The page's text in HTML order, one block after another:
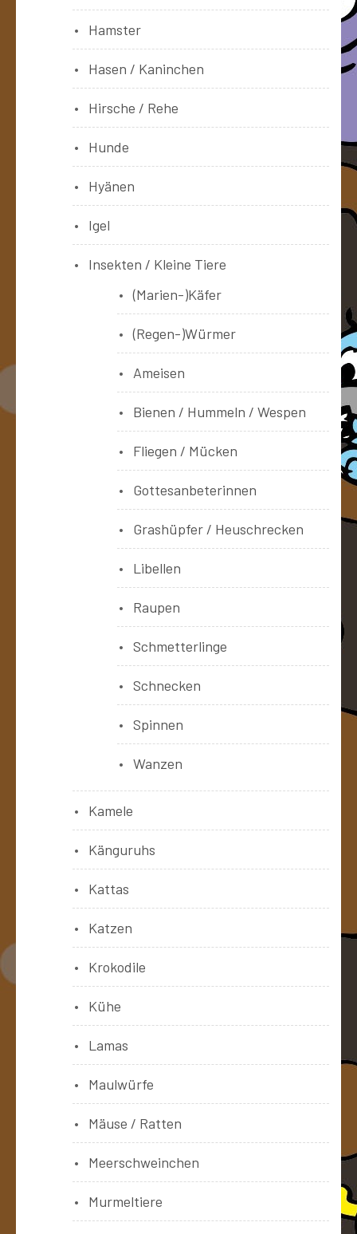
Hamster
Hasen / Kaninchen
Hirsche / Rehe
Hunde
Hyänen
Igel
Insekten / Kleine Tiere
(Marien-)Käfer
(Regen-)Würmer
Ameisen
Bienen / Hummeln / Wespen
Fliegen / Mücken
Gottesanbeterinnen
Grashüpfer / Heuschrecken
Libellen
Raupen
Schmetterlinge
Schnecken
Spinnen
Wanzen
Kamele
Känguruhs
Kattas
Katzen
Krokodile
Kühe
Lamas
Maulwürfe
Mäuse / Ratten
Meerschweinchen
Murmeltiere